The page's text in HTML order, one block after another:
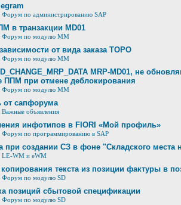
Форум по администрированию SAP
в транзакции MD01
Форум по модулю ММ
от вида заказа ТОРО
Форум по модулю ММ
MRP-MD01, не
ППМ при отмене деблокирования
Форум по модулю ММ
от сапфорума
Важные объявления
инфотипов в FIORI «Мой профиль»
Форум по программированию в SAP
при создании СЗ в фоне "Складского места
LE-WM и eWM
копирования текста из позиции фактуры в
Форум по модулю SD
позиций сбытовой спецификации
Форум по модулю SD